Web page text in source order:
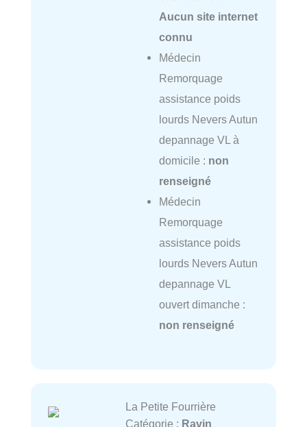
Aucun site internet
connu
Médecin
Remorquage
assistance poids
lourds Nevers Autun
depannage VL à
domicile : non
renseigné
Médecin
Remorquage
assistance poids
lourds Nevers Autun
depannage VL
ouvert dimanche :
non renseigné
La Petite Fourrière
Catégorie : Ravin